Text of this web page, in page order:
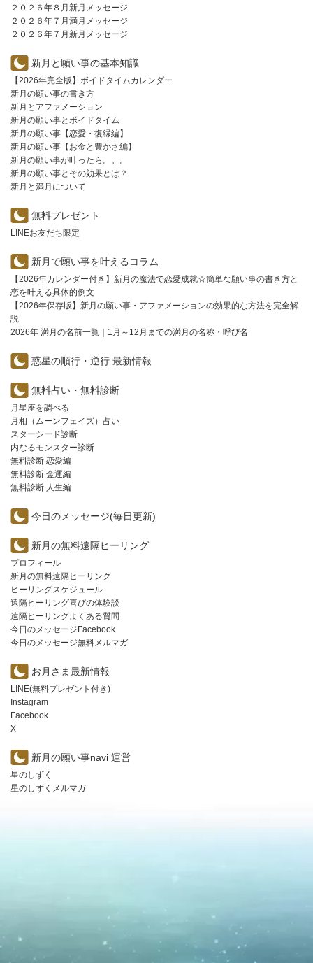
２０２６年８月新月メッセージ
２０２６年７月満月メッセージ
２０２６年７月新月メッセージ
新月と願い事の基本知識
【2026年完全版】ボイドタイムカレンダー
新月の願い事の書き方
新月とアファメーション
新月の願い事とボイドタイム
新月の願い事【恋愛・復縁編】
新月の願い事【お金と豊かさ編】
新月の願い事が叶ったら。。。
新月の願い事とその効果とは？
新月と満月について
無料プレゼント
LINEお友だち限定
新月で願い事を叶えるコラム
【2026年カレンダー付き】新月の魔法で恋愛成就☆簡単な願い事の書き方と
恋を叶える具体的例文
【2026年保存版】新月の願い事・アファメーションの効果的な方法を完全解
説
2026年 満月の名前一覧｜1月～12月までの満月の名称・呼び名
惑星の順行・逆行 最新情報
無料占い・無料診断
月星座を調べる
月相（ムーンフェイズ）占い
スターシード診断
内なるモンスター診断
無料診断 恋愛編
無料診断 金運編
無料診断 人生編
今日のメッセージ(毎日更新)
新月の無料遠隔ヒーリング
プロフィール
新月の無料遠隔ヒーリング
ヒーリングスケジュール
遠隔ヒーリング喜びの体験談
遠隔ヒーリングよくある質問
今日のメッセージFacebook
今日のメッセージ無料メルマガ
お月さま最新情報
LINE(無料プレゼント付き)
Instagram
Facebook
X
新月の願い事navi 運営
星のしずく
星のしずくメルマガ